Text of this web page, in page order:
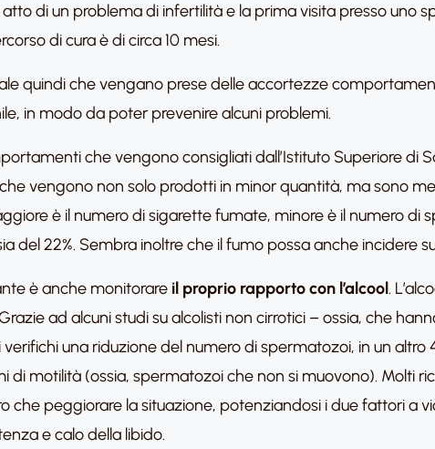
di un problema di infertilità e la prima visita presso uno
di cura è di circa 10 mesi.
quindi che vengano prese delle accortezze
in modo da poter prevenire alcuni problemi.
che vengono consigliati dall’Istituto Superiore di
vengono non solo prodotti in minor quantità, ma sono
è il numero di sigarette fumate, minore è il numero di
del 22%. Sembra inoltre che il fumo possa anche incidere
è anche monitorare il proprio rapporto con l’alcool.
ad alcuni studi su alcolisti non cirrotici – ossia, che
verifichi una riduzione del numero di spermatozoi, in un
di motilità (ossia, spermatozoi che non si muovono). Molti
che peggiorare la situazione, potenziandosi i due fattori a
e calo della libido.